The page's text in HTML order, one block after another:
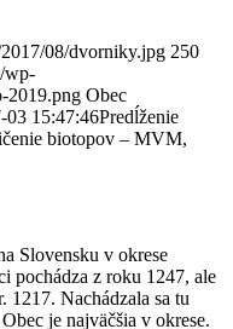
08/dvorniky.jpg 250
wp-
2019.png Obec
03 15:47:46Predĺženie
biotopov – MVM,
Slovensku v okrese
pochádza z roku 1247, ale
1217. Nachádzala sa tu
je najväčšia v okrese.